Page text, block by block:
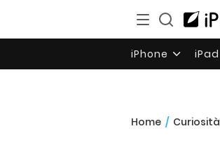
iPhone iPad
Home / Curiosità